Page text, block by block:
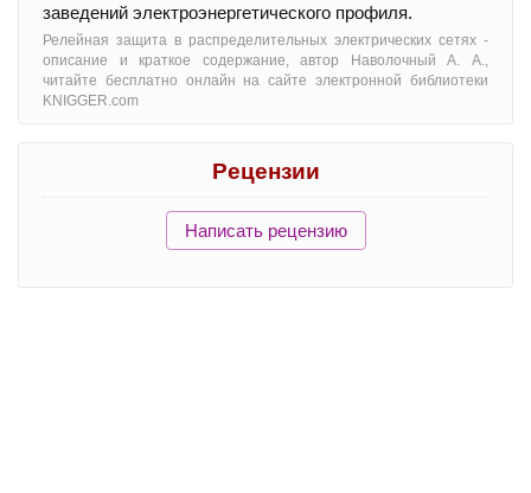
заведений электроэнергетического профиля.
Релейная защита в распределительных электрических сетях -
oписание и краткое содержание, автор Наволочный А. А.,
читайте бесплатно онлайн на сайте электронной библиотеки
KNIGGER.com
Рецензии
Написать рецензию